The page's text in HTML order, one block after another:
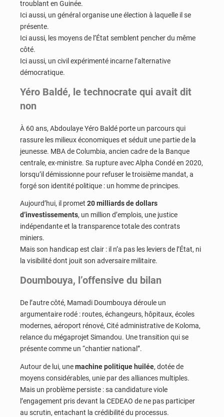
troublant en Guinée.
Ici aussi, un général organise une élection à laquelle il se
présente.
Ici aussi, les moyens de l’État semblent pencher du même
côté.
Ici aussi, un civil expérimenté incarne l’alternative
démocratique.
Yéro Baldé, le technocrate qui avait dit
non
À 60 ans, Abdoulaye Yéro Baldé porte un parcours qui
rassure les milieux économiques et séduit une partie de la
jeunesse. MBA de Columbia, ancien cadre de la Banque
centrale, ex-ministre. Sa rupture avec Alpha Condé en 2020,
lorsqu’il démissionne pour refuser le troisième mandat, a
forgé son identité politique : un homme de principes.
Aujourd’hui, il promet 20 milliards de dollars
d’investissements, un million d’emplois, une justice
indépendante et la transparence totale des contrats
miniers.
Mais son handicap est clair : il n’a pas les leviers de l’État, ni
la visibilité dont jouit son adversaire militaire.
Doumbouya, l’offensive du bilan
De l’autre côté, Mamadi Doumbouya déroule un
argumentaire rodé : routes, échangeurs, hôpitaux, écoles
modernes, aéroport rénové, Cité administrative de Koloma,
relance du mégaprojet Simandou. Une transition qui se
présente comme un “chantier national”.
Autour de lui, unemachine politique huilée, dotée de
moyens considérables, unie par des alliances multiples.
Mais un problème persiste : sa candidature viole
l’engagement pris devant la CEDEAO de ne pas participer
au scrutin, entachant la crédibilité du processus.